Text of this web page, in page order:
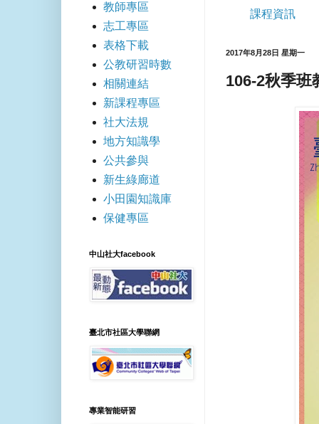
課程資訊
2017年8月28日 星期一
106-2秋季班
教師專區
志工專區
表格下載
公教研習時數
相關連結
新課程專區
社大法規
地方知識學
公共參與
新生綠廊道
小田園知識庫
保健專區
中山社大facebook
臺北市社區大學聯網
專業智能研習